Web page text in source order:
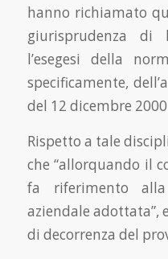
hanno richiamato
giurisprudenza di
l’esegesi della
specificamente,
del 12 dicembre
Rispetto a tale
che “allorquando il
fa riferimento alla
aziendale adottata”,
di decorrenza del